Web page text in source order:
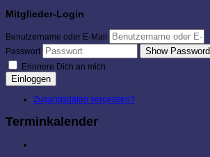
Mitglieder-Login
Benutzername oder E-Mail
Passwort
Show Password
Erinnere Dich an mich
Einloggen
Zugangsdaten vergessen?
Terminkalender